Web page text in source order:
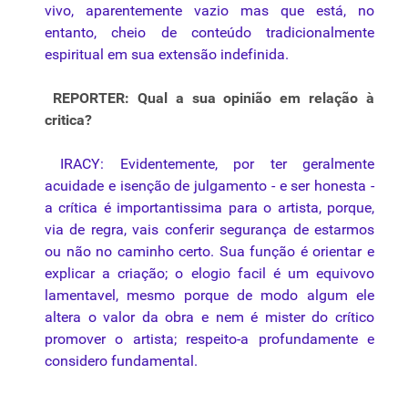
vivo, aparentemente vazio mas que está, no
entanto, cheio de conteúdo tradicionalmente
espiritual em sua extensão indefinida.
REPORTER: Qual a sua opinião em relação à
critica?
IRACY: Evidentemente, por ter geralmente
acuidade e isenção de julgamento - e ser honesta -
a crítica é importantissima para o artista, porque,
via de regra, vais conferir segurança de estarmos
ou não no caminho certo. Sua função é orientar e
explicar a criação; o elogio facil é um equivovo
lamentavel, mesmo porque de modo algum ele
altera o valor da obra e nem é mister do crítico
promover o artista; respeito-a profundamente e
considero fundamental.